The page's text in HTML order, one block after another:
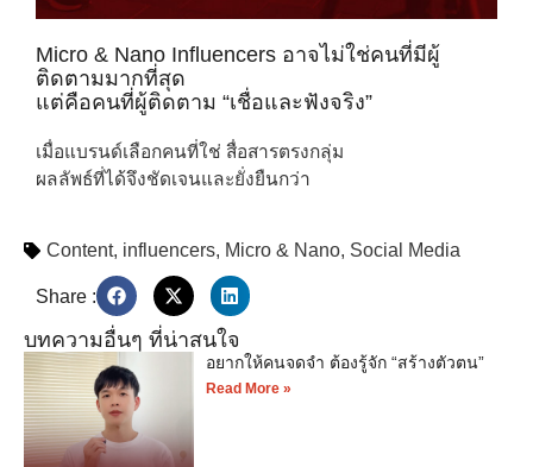
Micro & Nano Influencers อาจไม่ใช่คนที่มีผู้
ติดตามมากที่สุด
แต่คือคนที่ผู้ติดตาม “เชื่อและฟังจริง”
เมื่อแบรนด์เลือกคนที่ใช่ สื่อสารตรงกลุ่ม
ผลลัพธ์ที่ได้จึงชัดเจนและยั่งยืนกว่า
Content, influencers, Micro & Nano, Social Media
Share :
บทความอื่นๆ ที่น่าสนใจ
อยากให้คนจดจำ ต้องรู้จัก “สร้างตัวตน”
Read More »